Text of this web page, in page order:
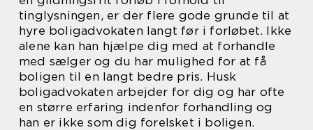
tinglysningen, er der flere gode grunde til at
hyre boligadvokaten langt før i forløbet. Ikke
alene kan han hjælpe dig med at forhandle
med sælger og du har mulighed for at få
boligen til en langt bedre pris. Husk
boligadvokaten arbejder for dig og har ofte
en større erfaring indenfor forhandling og
han er ikke som dig forelsket i boligen.